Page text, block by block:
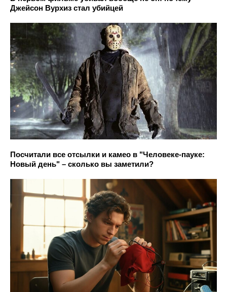
Джейсон Вурхиз стал убийцей
Посчитали все отсылки и камео в "Человеке-пауке:
Новый день" – сколько вы заметили?